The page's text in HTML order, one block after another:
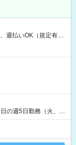
の週5日勤務（火、水
暇有り！） ・ワンシ